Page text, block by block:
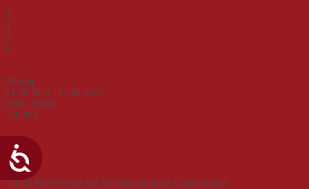
3
4
5
6
24 Aug.
24.08.2026 - 27.08.2026
9:00 - 16:00
320,00 €
mehrtägig
320,00 Euro/Person bei Unterbringung im Einzelzimmer